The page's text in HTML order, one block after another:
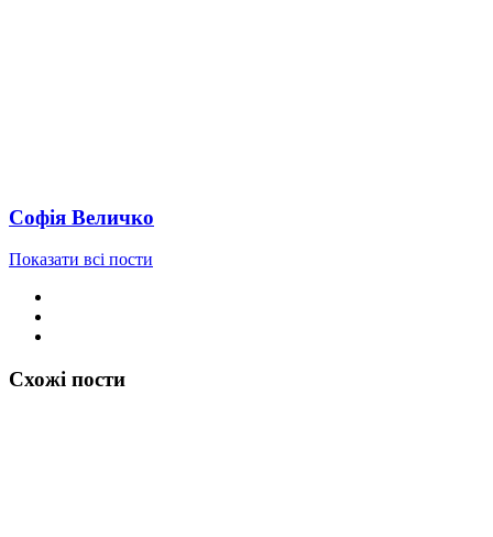
Софія Величко
Показати всі пости
Схожі пости